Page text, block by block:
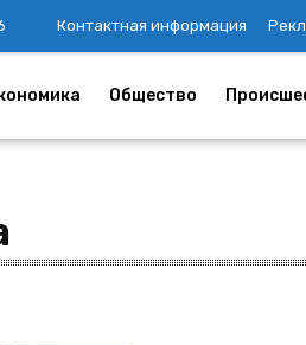
Контактная информация
Общество